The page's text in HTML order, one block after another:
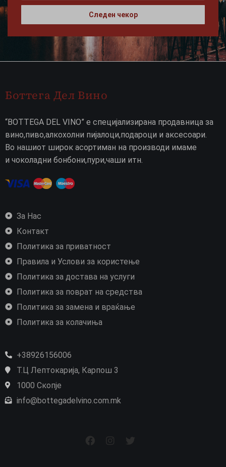
Следен чекор
Боттега Дел Вино
“BOTTEGA DEL VINO” е специјализирана продавница за
вино,пиво,алкохолни пијалоци,подароци и аксесоари.
Во нашиот широк асортиман на производи имаме
и чоколадни бонбони,пури,чаши итн.
За Нас
Контакт
Политика за приватност
Правила и Услови за користење
Политика за достава на услуги
Политика за поврат на средства
Политика за замена и враќање
Политика за колачиња
+38926156006
Т.Ц Лептокарија, Карпош 3
1000 Скопје
info@bottegadelvino.com.mk